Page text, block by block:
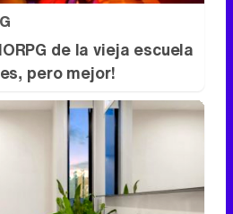
de la vieja escuela
pero mejor!